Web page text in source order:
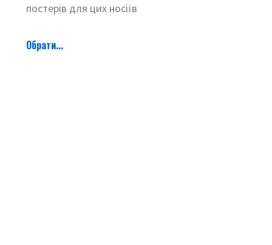
постерів для цих носіїв
Обрати...